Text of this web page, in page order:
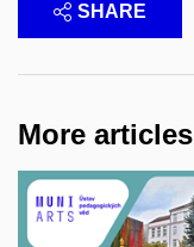
SHARE
More articles